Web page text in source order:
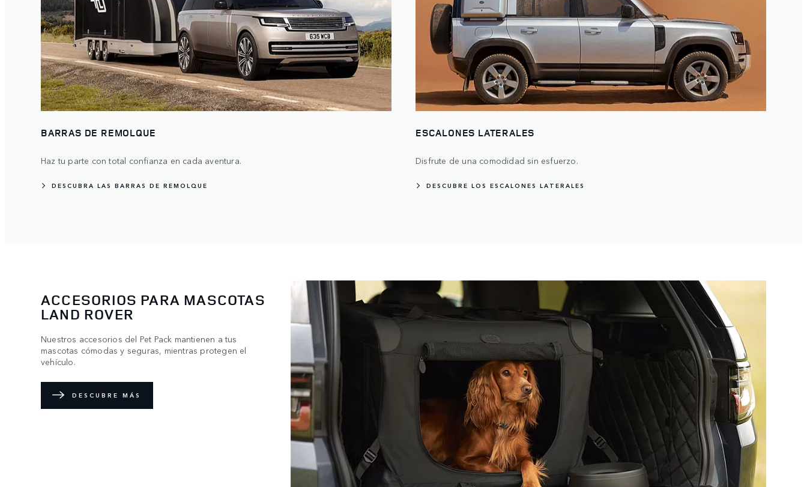
BARRAS DE REMOLQUE
Haz tu parte con total confianza en cada aventura.
DESCUBRA LAS BARRAS DE REMOLQUE
ESCALONES LATERALES
Disfrute de una comodidad sin esfuerzo.
DESCUBRE LOS ESCALONES LATERALES
ACCESORIOS PARA MASCOTAS
LAND ROVER
Nuestros accesorios del Pet Pack mantienen a tus
mascotas cómodas y seguras, mientras protegen el
vehículo.
DESCUBRE MÁS